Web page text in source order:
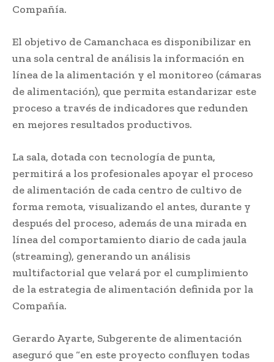
Compañía.
El objetivo de Camanchaca es disponibilizar en
una sola central de análisis la información en
línea de la alimentación y el monitoreo (cámaras
de alimentación), que permita estandarizar este
proceso a través de indicadores que redunden
en mejores resultados productivos.
La sala, dotada con tecnología de punta,
permitirá a los profesionales apoyar el proceso
de alimentación de cada centro de cultivo de
forma remota, visualizando el antes, durante y
después del proceso, además de una mirada en
línea del comportamiento diario de cada jaula
(streaming), generando un análisis
multifactorial que velará por el cumplimiento
de la estrategia de alimentación definida por la
Compañía.
Gerardo Ayarte, Subgerente de alimentación
aseguró que “en este proyecto confluyen todas